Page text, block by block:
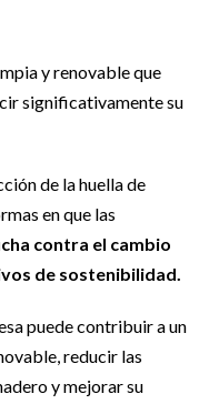
y renovable que
significativamente su
de la huella de
en que las
contra el cambio
de sostenibilidad.
puede contribuir a un
reducir las
y mejorar su